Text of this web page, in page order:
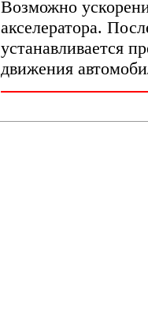
Возможно
акселератора.
устанавливается
движения